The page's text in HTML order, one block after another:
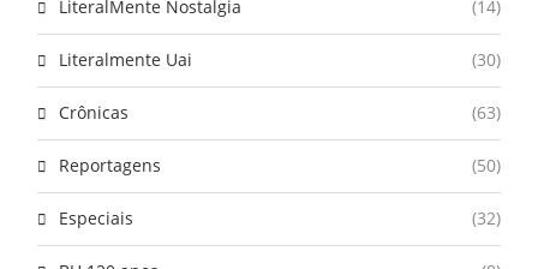
LiteralMente Nostalgia (14)
Literalmente Uai (30)
Crônicas (63)
Reportagens (50)
Especiais (32)